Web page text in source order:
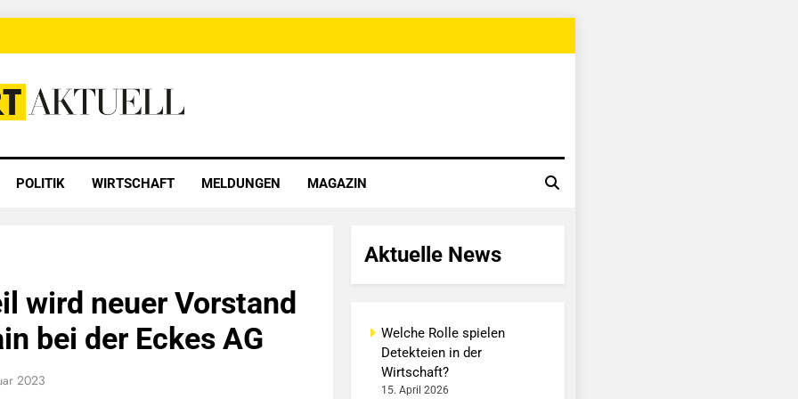
POLITIK WIRTSCHAFT MELDUNGEN MAGAZIN
wird neuer Vorstand
bei der Eckes AG
2023
Aktuelle News
Welche Rolle spielen
Detekteien in der
Wirtschaft?
15. April 2026